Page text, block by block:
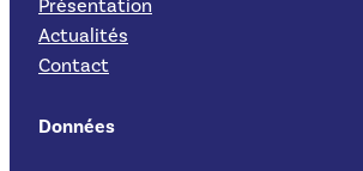
Présentation
Actualités
Contact
Données